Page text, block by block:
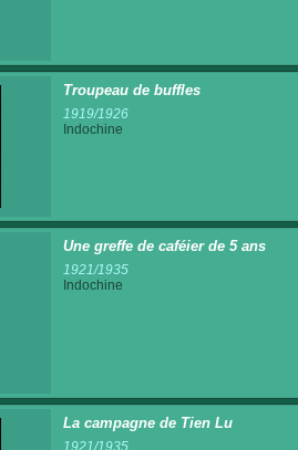
Troupeau de buffles
1919/1926
Indochine
Une greffe de caféier de 5 ans
1921/1935
Indochine
La campagne de Tien Lu
1921/1935